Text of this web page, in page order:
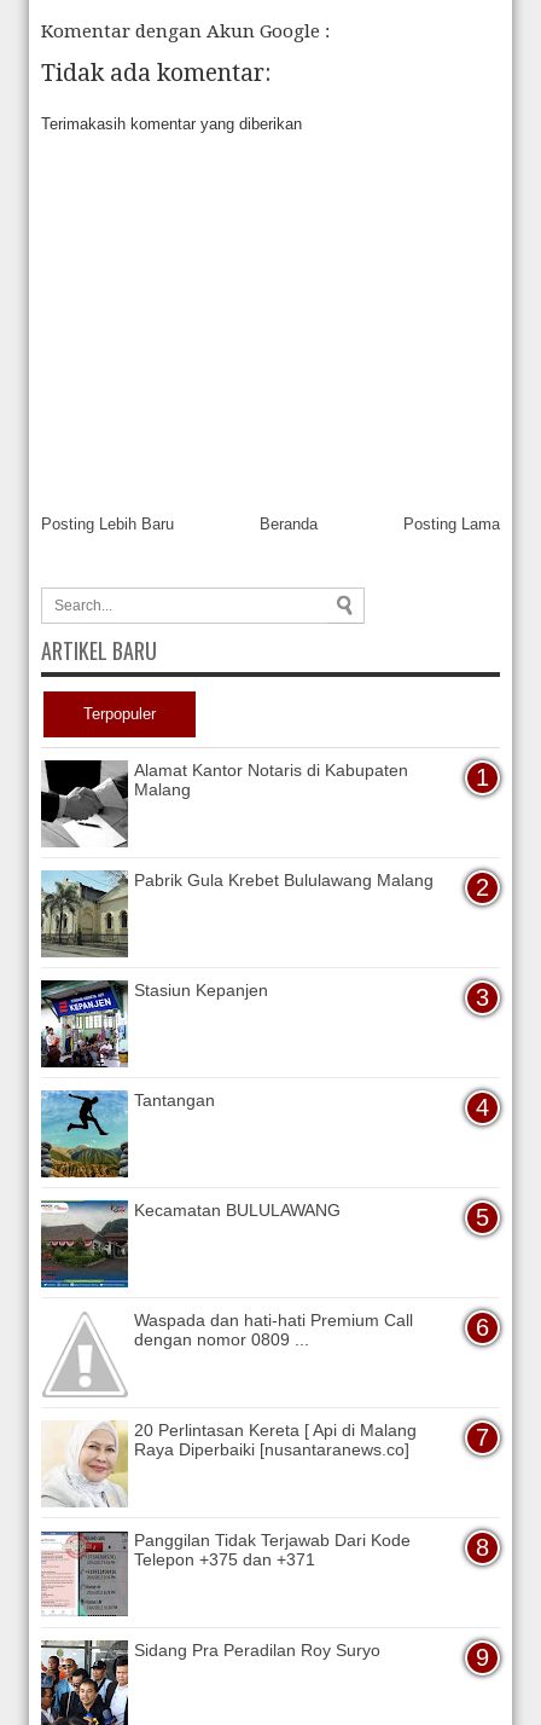
Komentar dengan Akun Google :
Tidak ada komentar:
Terimakasih komentar yang diberikan
Posting Lebih Baru Posting Lama
Beranda
ARTIKEL BARU
Terpopuler
Alamat Kantor Notaris di Kabupaten
Malang
Pabrik Gula Krebet Bululawang Malang
Stasiun Kepanjen
Tantangan
Kecamatan BULULAWANG
Waspada dan hati-hati Premium Call
dengan nomor 0809 ...
20 Perlintasan Kereta [ Api di Malang
Raya Diperbaiki [nusantaranews.co]
Panggilan Tidak Terjawab Dari Kode
Telepon +375 dan +371
Sidang Pra Peradilan Roy Suryo